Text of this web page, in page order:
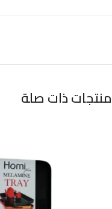
منتجات ذات صلة